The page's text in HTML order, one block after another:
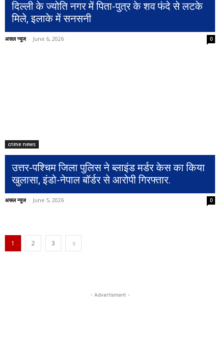
दिल्ली के ज्योति नगर में पिता-पुत्र के शव फंदे से लटके
मिले, इलाके में सनसनी
असल न्यूज - June 6, 2026 0
crime news
उत्तर-पश्चिम जिला पुलिस ने ब्लाइंड मर्डर केस का किया
खुलासा, इंडो-नेपाल बॉर्डर से आरोपी गिरफ्तार.
असल न्यूज - June 5, 2026 0
1 2 3
- Advertisment -